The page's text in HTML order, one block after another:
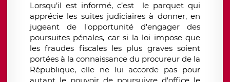
Lorsqu’il est informé, c’est
le parquet qui
apprécie les suites judiciaires à donner, en
jugeant de l'opportunité d'engager des
poursuites pénales, car si la loi impose que
les fraudes fiscales les plus graves soient
portées à la connaissance du procureur de la
République, elle ne lui accorde pas pour